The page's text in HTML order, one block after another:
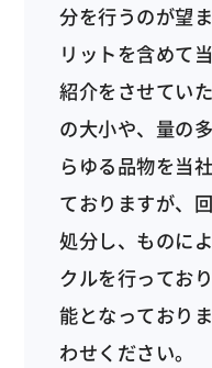
分を行うのが望
リットを含めて
紹介をさせてい
の大小や、量の
らゆる品物を当
ておりますが、
処分し、ものに
クルを行ってお
能となっており
わせください。